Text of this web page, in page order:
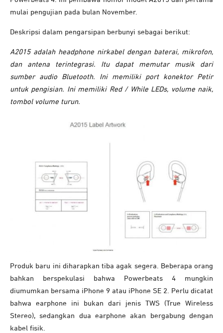
mulai pengujian pada bulan November.
Deskripsi dalam pengarsipan berbunyi sebagai berikut:
A2015 adalah headphone nirkabel dengan baterai, mikrofon,
dan antena terintegrasi. Itu dapat memutar musik dari
sumber audio Bluetooth. Ini memiliki port konektor Petir
untuk pengisian. Ini memiliki Red / While LEDs, volume naik,
tombol volume turun.
Produk baru ini diharapkan tiba agak segera. Beberapa orang
bahkan berspekulasi bahwa Powerbeats 4 mungkin
diumumkan bersama iPhone 9 atau iPhone SE 2. Perlu dicatat
bahwa earphone ini bukan dari jenis TWS (True Wireless
Stereo), sedangkan dua earphone akan bergabung dengan
kabel fisik.